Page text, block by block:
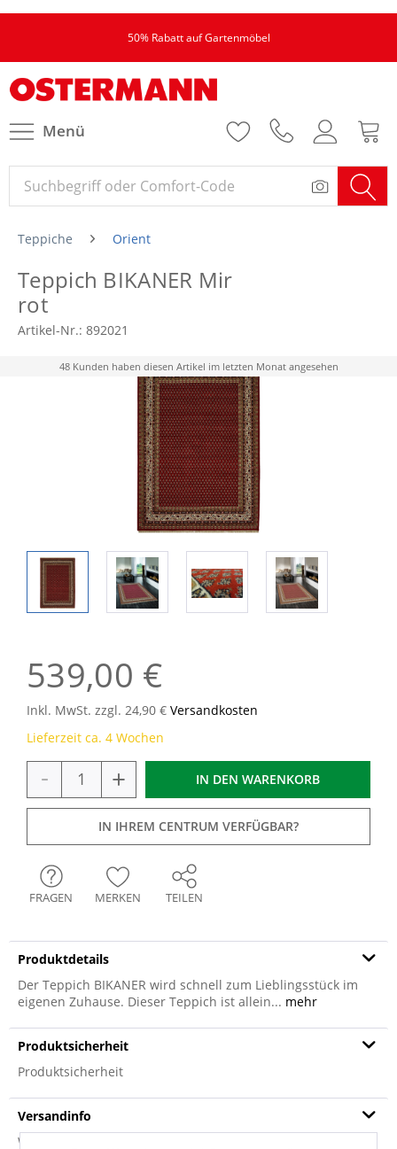
50% Rabatt auf Gartenmöbel
Menü
Teppiche Orient
Teppich BIKANER Mir
rot
Artikel-Nr.: 892021
48 Kunden haben diesen Artikel im letzten Monat angesehen
539,00 €
Inkl. MwSt. zzgl. 24,90 € Versandkosten
Lieferzeit ca. 4 Wochen
- + IN DEN WARENKORB
IN IHREM CENTRUM VERFÜGBAR?
FRAGEN MERKEN TEILEN
Produktdetails
Der Teppich BIKANER wird schnell zum Lieblingsstück im
eigenen Zuhause. Dieser Teppich ist allein... mehr
Produktsicherheit
Produktsicherheit
Versandinfo
Weitere Informationen zum Versand...